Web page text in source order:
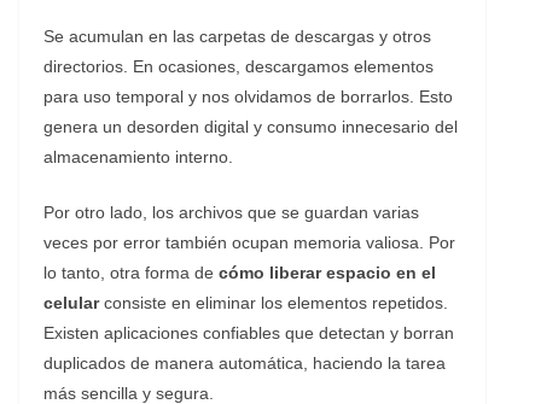
Se acumulan en las carpetas de descargas y otros
directorios. En ocasiones, descargamos elementos
para uso temporal y nos olvidamos de borrarlos. Esto
genera un desorden digital y consumo innecesario del
almacenamiento interno.
Por otro lado, los archivos que se guardan varias
veces por error también ocupan memoria valiosa. Por
lo tanto, otra forma de cómo liberar espacio en el
celularconsiste en eliminar los elementos repetidos.
Existen aplicaciones confiables que detectan y borran
duplicados de manera automática, haciendo la tarea
más sencilla y segura.